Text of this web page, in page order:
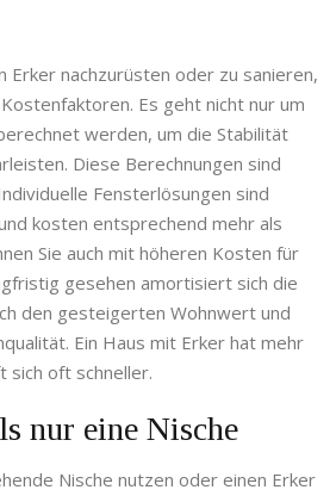
Erker nachzurüsten oder zu sanieren,
Es geht nicht nur um
werden, um die Stabilität
Diese Berechnungen sind
Fensterlösungen sind
kosten entsprechend mehr als
Sie auch mit höheren Kosten für
gesehen amortisiert sich die
den gesteigerten Wohnwert und
Ein Haus mit Erker hat mehr
sich oft schneller.
nur eine Nische
Nische nutzen oder einen Erker